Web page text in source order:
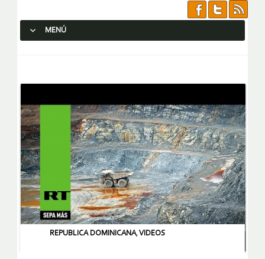
MENÚ
REPUBLICA DOMINICANA,VIDEOS